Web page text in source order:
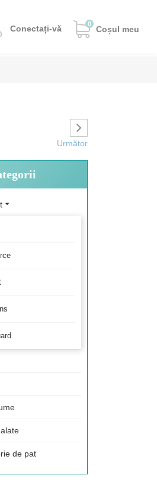
Conectați-vă 0
Coșul meu
Următor
de pat